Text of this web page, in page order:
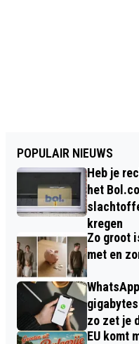
POPULAIR NIEUWS
Heb je
het
kregen
Zo groot
met en
zo zet je
EU komt